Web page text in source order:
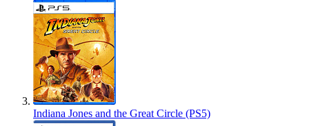
Indiana Jones and the Great Circle (PS5)